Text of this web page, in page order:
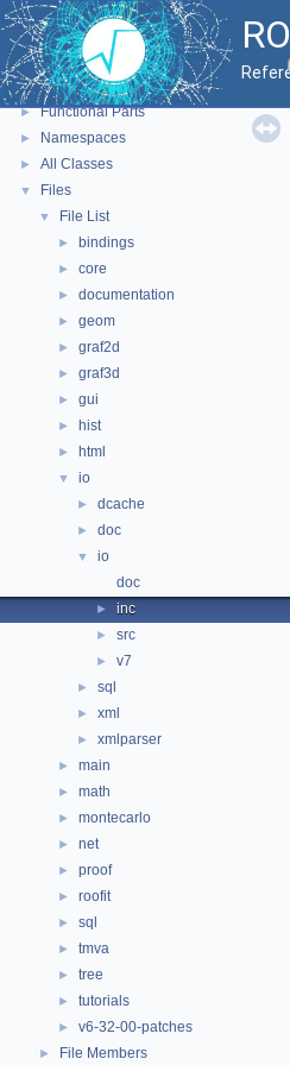
▼
ROOT
ROOT Reference Documentation
Tutorials
► Functional Parts
► Namespaces
► All Classes
▼ Files
▼ File List
► bindings
► core
► documentation
► geom
► graf2d
► graf3d
► gui
► hist
► html
▼ io
► dcache
► doc
▼
io
doc
► inc
► src
► v7
► sql
► xml
► xmlparser
► main
► math
► montecarlo
► net
► proof
► roofit
► sql
► tmva
► tree
► tutorials
► v6-32-00-patches
► File Members